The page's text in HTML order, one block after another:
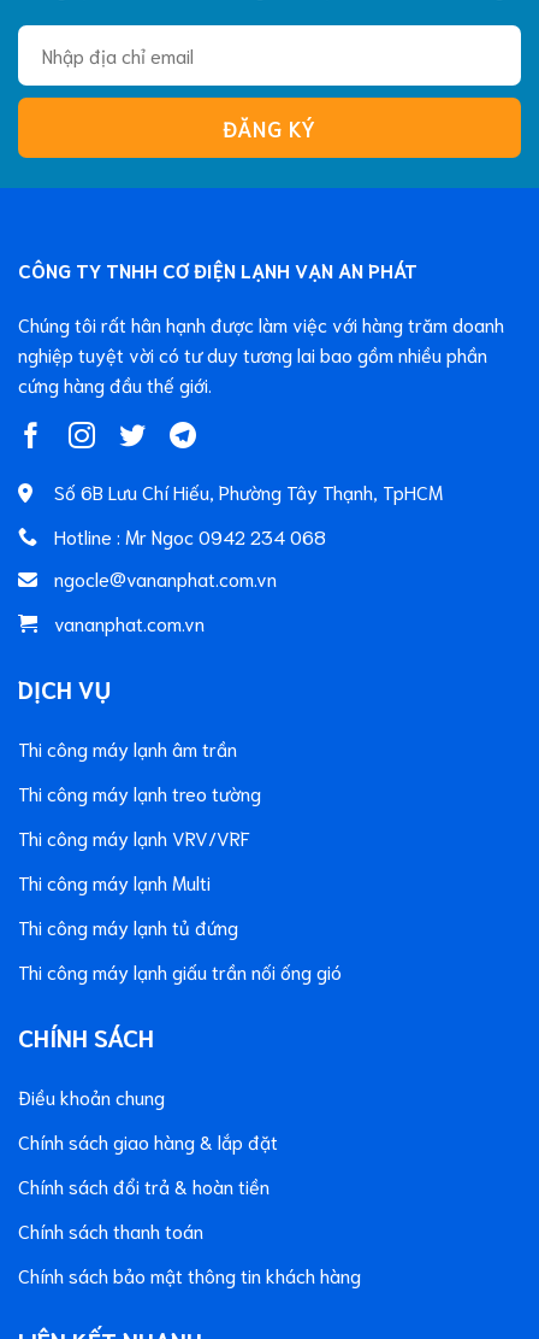
CÔNG TY TNHH CƠ ĐIỆN LẠNH VẠN AN PHÁT
Chúng tôi rất hân hạnh được làm việc với hàng trăm doanh
nghiệp tuyệt vời có tư duy tương lai bao gồm nhiều phần
cứng hàng đầu thế giới.
Số 6B Lưu Chí Hiếu, Phường Tây Thạnh, TpHCM
Hotline : Mr Ngoc 0942 234 068
ngocle@vananphat.com.vn
vananphat.com.vn
DỊCH VỤ
Thi công máy lạnh âm trần
Thi công máy lạnh treo tường
Thi công máy lạnh VRV/VRF
Thi công máy lạnh Multi
Thi công máy lạnh tủ đứng
Thi công máy lạnh giấu trần nối ống gió
CHÍNH SÁCH
Điều khoản chung
Chính sách giao hàng & lắp đặt
Chính sách đổi trả & hoàn tiền
Chính sách thanh toán
Chính sách bảo mật thông tin khách hàng